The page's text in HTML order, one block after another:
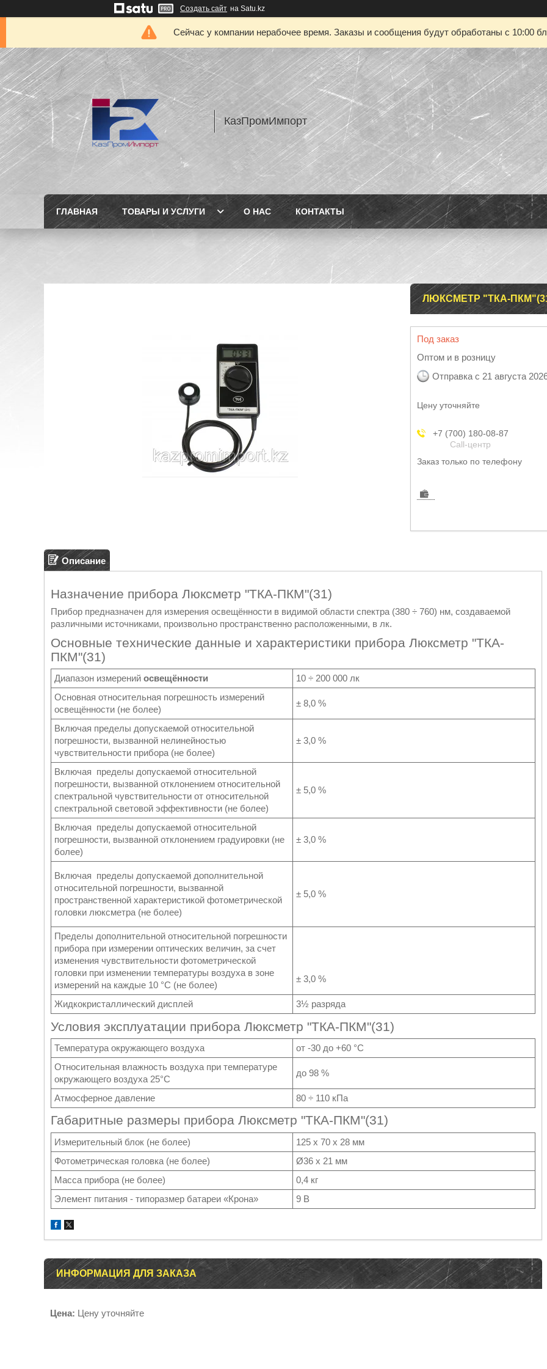
Создать сайт на Satu.kz
Сейчас у компании нерабочее время. Заказы и сообщения будут обработаны с 10:00
КазПромИмпорт
ГЛАВНАЯ ТОВАРЫ И УСЛУГИ О НАС КОНТАКТЫ
ЛЮКСМЕТР "ТКА-
Под заказ
Оптом и в розницу
Отправка с 21 августа
Цену уточняйте
+7 (700) 180-08-87
Call-центр
Заказ только по телефону
Описание
Назначение прибора Люксметр "ТКА-ПКМ"(31)
Прибор предназначен для измерения освещённости в видимой области спектра (380 ÷ 760) нм, создаваемой
различными источниками, произвольно пространственно расположенными, в лк.
Основные технические данные и характеристики прибора Люксметр "ТКА-
ПКМ"(31)
Диапазон измерений освещённости
10 ÷ 200 000 лк
Основная относительная погрешность измерений
освещённости (не более)
± 8,0 %
Включая пределы допускаемой относительной
погрешности, вызванной нелинейностью
чувствительности прибора (не более)
± 3,0 %
Включая пределы допускаемой относительной
погрешности, вызванной отклонением относительной
спектральной чувствительности от относительной
спектральной световой эффективности (не более)
± 5,0 %
Включая пределы допускаемой относительной
погрешности, вызванной отклонением градуировки (не
более)
± 3,0 %
Включая пределы допускаемой дополнительной
относительной погрешности, вызванной
пространственной характеристикой фотометрической
головки люксметра (не более)
± 5,0 %
Пределы дополнительной относительной погрешности
прибора при измерении оптических величин, за счет
изменения чувствительности фотометрической
головки при изменении температуры воздуха в зоне
измерений на каждые 10 °С (не более)
± 3,0 %
Жидкокристаллический дисплей 3½ разряда
Условия эксплуатации прибора Люксметр "ТКА-ПКМ"(31)
Температура окружающего воздуха
от -30 до +60 °С
Относительная влажность воздуха при температуре
окружающего воздуха 25°С
до 98 %
Атмосферное давление 80 ÷ 110 кПа
Габаритные размеры прибора Люксметр "ТКА-ПКМ"(31)
Измерительный блок (не более)
125 х 70 х 28 мм
Фотометрическая головка (не более)
Ø36 х 21 мм
Масса прибора (не более)
0,4 кг
Элемент питания - типоразмер батареи «Крона»
9 В
ИНФОРМАЦИЯ ДЛЯ ЗАКАЗА
Цена: Цену уточняйте